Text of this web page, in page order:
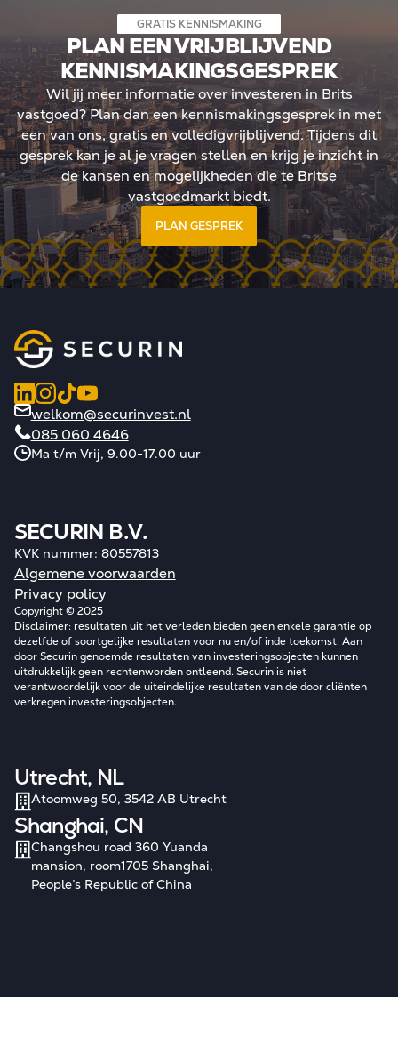
maar belasting
meer regie, meer
positionering in
GRATIS KENNISMAKING
PLAN EEN VRIJBLIJVEND
KENNISMAKINGSGESPREK
Wil jij meer informatie over investeren in Brits
vastgoed? Plan dan een kennismakingsgesprek in met
een van ons, gratis en volledigvrijblijvend. Tijdens dit
gesprek kan je al je vragen stellen en krijg je inzicht in
de kansen en mogelijkheden die te Britse
vastgoedmarkt biedt.
PLAN GESPREK
welkom@securinvest.nl
085 060 4646
Ma t/m Vrij, 9.00-17.00 uur
SECURIN B.V.
KVK nummer: 80557813
Algemene voorwaarden
Privacy policy
Copyright © 2025
Disclaimer: resultaten uit het verleden bieden geen enkele garantie op
dezelfde of soortgelijke resultaten voor nu en/of inde toekomst. Aan
door Securin genoemde resultaten van investeringsobjecten kunnen
uitdrukkelijk geen rechtenworden ontleend. Securin is niet
verantwoordelijk voor de uiteindelijke resultaten van de door cliënten
verkregen investeringsobjecten.
Utrecht, NL
Atoomweg 50, 3542 AB Utrecht
Shanghai, CN
Changshou road 360 Yuanda
mansion, room1705 Shanghai,
People’s Republic of China